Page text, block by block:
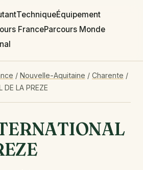
TechniqueÉquipement
FranceParcours Monde
/ Nouvelle-Aquitaine / Charente /
DE LA PREZE